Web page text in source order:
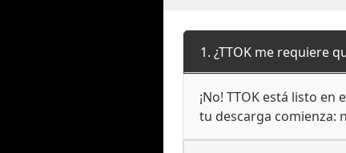
1. ¿TTOK me requiere
¡No! TTOK está listo
tu descarga comienza: